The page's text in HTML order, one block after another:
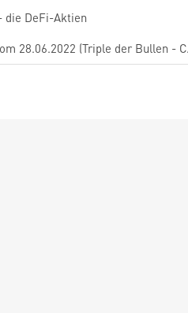
die DeFi-Aktien
28.06.2022 (Triple der Bullen -